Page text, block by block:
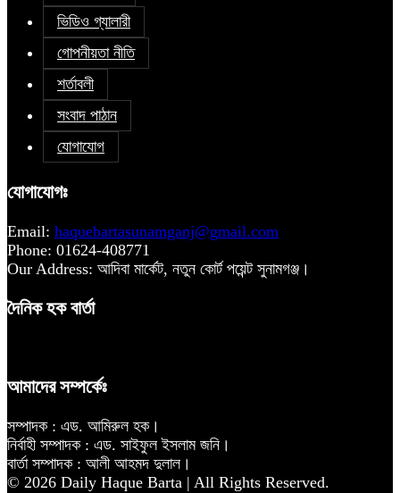
ভিডিও গ্যালারী
গোপনীয়তা নীতি
শর্তাবলী
সংবাদ পাঠান
যোগাযোগ
যোগাযোগঃ
Email: haquebartasunamganj@gmail.com
Phone: 01624-408771
Our Address: আদিবা মার্কেট, নতুন কোর্ট পয়েন্ট সুনামগঞ্জ।
দৈনিক হক বার্তা
আমাদের সম্পর্কেঃ
সম্পাদক : এড. আমিরুল হক।
নির্বাহী সম্পাদক : এড. সাইফুল ইসলাম জনি।
বার্তা সম্পাদক : আলী আহমদ দুলাল।
© 2026 Daily Haque Barta | All Rights Reserved.